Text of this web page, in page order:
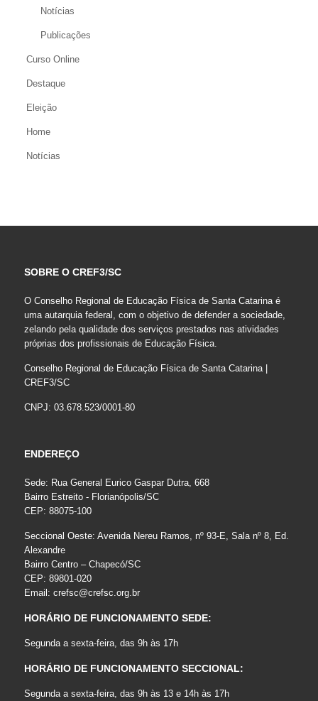
Notícias
Publicações
Curso Online
Destaque
Eleição
Home
Notícias
SOBRE O CREF3/SC
O Conselho Regional de Educação Física de Santa Catarina é
uma autarquia federal, com o objetivo de defender a sociedade,
zelando pela qualidade dos serviços prestados nas atividades
próprias dos profissionais de Educação Física.
Conselho Regional de Educação Física de Santa Catarina |
CREF3/SC
CNPJ: 03.678.523/0001-80
ENDEREÇO
Sede: Rua General Eurico Gaspar Dutra, 668
Bairro Estreito - Florianópolis/SC
CEP: 88075-100
Seccional Oeste: Avenida Nereu Ramos, nº 93-E, Sala nº 8, Ed.
Alexandre
Bairro Centro – Chapecó/SC
CEP: 89801-020
Email: crefsc@crefsc.org.br
HORÁRIO DE FUNCIONAMENTO SEDE:
Segunda a sexta-feira, das 9h às 17h
HORÁRIO DE FUNCIONAMENTO SECCIONAL:
Segunda a sexta-feira, das 9h às 13 e 14h às 17h